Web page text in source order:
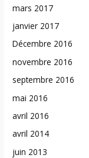
mars 2017
janvier 2017
Décembre 2016
novembre 2016
septembre 2016
mai 2016
avril 2016
avril 2014
juin 2013